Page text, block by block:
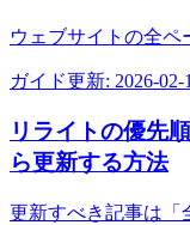
ウェブサイトの全ペ
ガイド更新: 2026-02-
リライトの優先
ら更新する方法
更新すべき記事は「